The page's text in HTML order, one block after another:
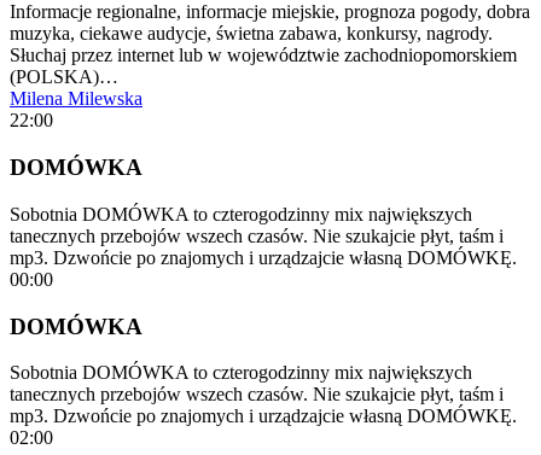
Informacje regionalne, informacje miejskie, prognoza pogody, dobra
muzyka, ciekawe audycje, świetna zabawa, konkursy, nagrody.
Słuchaj przez internet lub w województwie zachodniopomorskiem
(POLSKA)…
Milena Milewska
22:00
DOMÓWKA
Sobotnia DOMÓWKA to czterogodzinny mix największych
tanecznych przebojów wszech czasów. Nie szukajcie płyt, taśm i
mp3. Dzwońcie po znajomych i urządzajcie własną DOMÓWKĘ.
00:00
DOMÓWKA
Sobotnia DOMÓWKA to czterogodzinny mix największych
tanecznych przebojów wszech czasów. Nie szukajcie płyt, taśm i
mp3. Dzwońcie po znajomych i urządzajcie własną DOMÓWKĘ.
02:00